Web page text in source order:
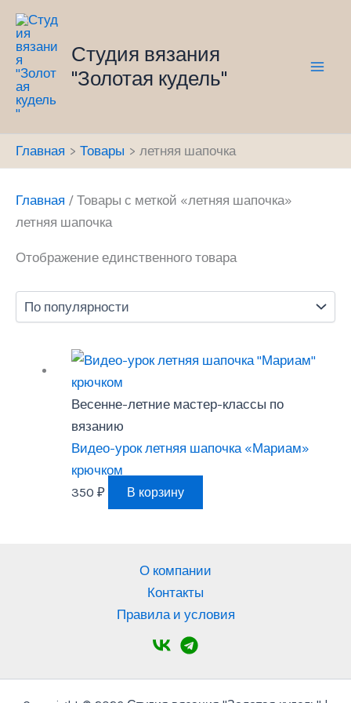
Перейти
содержимомуСтудия вязания
"Золотая кудель"
Главная Товары летняя шапочка
Главная / Товары с меткой «летняя шапочка»
летняя шапочка
Отображение единственного товара
Весенне-летние мастер-классы по
вязанию
Видео-урок летняя шапочка «Мариам»
крючком
350 ₽ В корзину
О компании
Контакты
Правила и условия